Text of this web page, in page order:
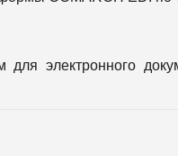
электронного